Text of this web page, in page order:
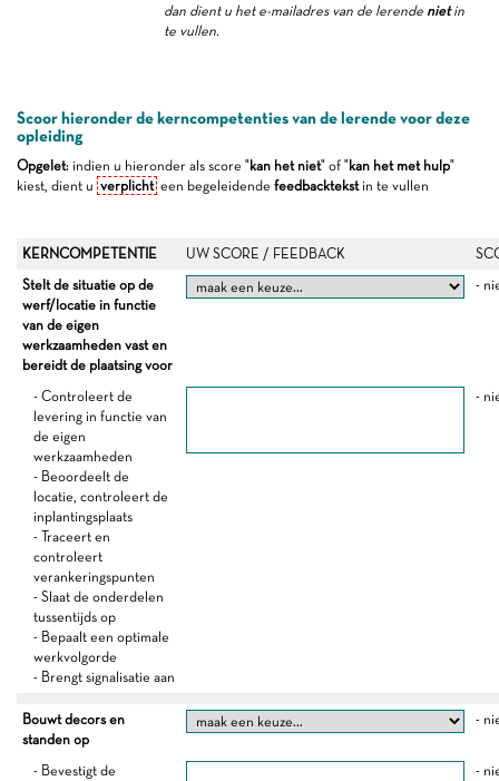
dan dient u het e-mailadres van de lerende nietin
te vullen.
Scoor hieronder de kerncompetenties van de lerende voor deze
opleiding
Opgelet: indien u hieronder als score "kan het niet" of "kan het met hulp"
kiest, dient u verplicht een begeleidende feedbacktekstin te vullen
KERNCOMPETENTIE UW SCORE / FEEDBACK
Stelt de situatie op de
werf/locatie in functie
van de eigen
werkzaamheden vast en
bereidt de plaatsing voor
-
- Controleert de
levering in functie van
de eigen
werkzaamheden
- Beoordeelt de
locatie, controleert de
inplantingsplaats
- Traceert en
controleert
verankeringspunten
- Slaat de onderdelen
tussentijds op
- Bepaalt een optimale
werkvolgorde
- Brengt signalisatie aan
-
Bouwt decors en
standen op
-
- Bevestigt de
-